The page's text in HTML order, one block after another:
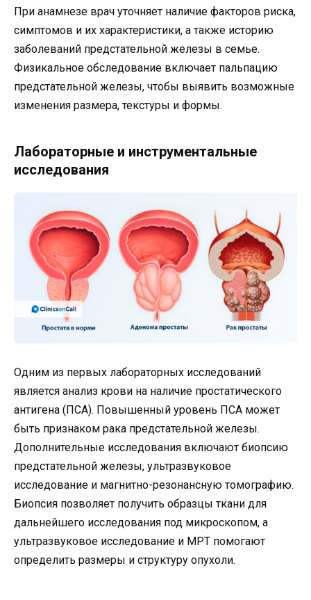
При анамнезе врач уточняет наличие факторов риска,
симптомов и их характеристики, а также историю
заболеваний предстательной железы в семье.
Физикальное обследование включает пальпацию
предстательной железы, чтобы выявить возможные
изменения размера, текстуры и формы.
Лабораторные и инструментальные
исследования
Одним из первых лабораторных исследований
является анализ крови на наличие простатического
антигена (ПСА). Повышенный уровень ПСА может
быть признаком рака предстательной железы.
Дополнительные исследования включают биопсию
предстательной железы, ультразвуковое
исследование и магнитно-резонансную томографию.
Биопсия позволяет получить образцы ткани для
дальнейшего исследования под микроскопом, а
ультразвуковое исследование и МРТ помогают
определить размеры и структуру опухоли.